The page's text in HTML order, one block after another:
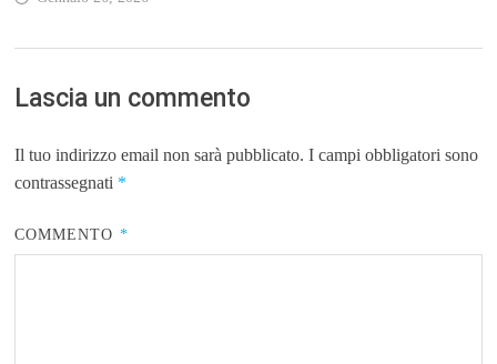
Lascia un commento
Il tuo indirizzo email non sarà pubblicato. I campi obbligatori sono
contrassegnati *
COMMENTO *